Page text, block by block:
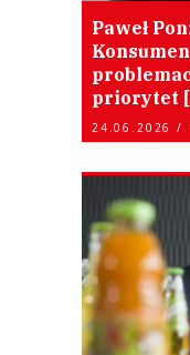
Paweł
priorytet
24.06.2026 /